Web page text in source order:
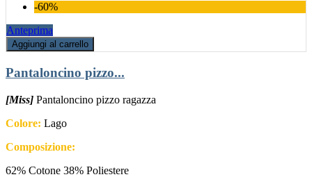
-60%
Anteprima
Aggiungi al carrello
Pantaloncino pizzo...
[Miss] Pantaloncino pizzo ragazza
Colore: Lago
Composizione:
62% Cotone 38% Poliestere